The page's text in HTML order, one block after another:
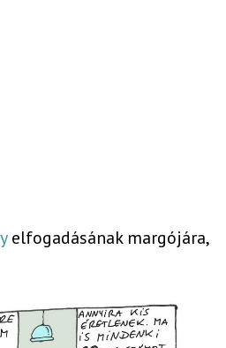
elfogadásának margójára,